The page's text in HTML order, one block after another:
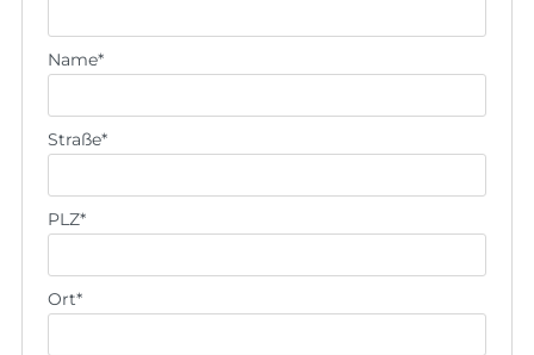
Name*
Straße*
PLZ*
Ort*